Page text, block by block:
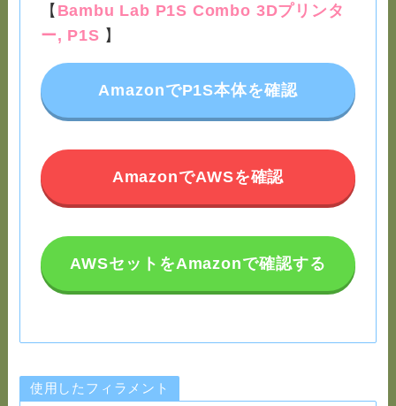
【 Bambu Lab P1S Combo 3Dプリンタ
ー, P1S 】
AmazonでP1S本体を確認
AmazonでAWSを確認
AWSセットをAmazonで確認する
使用したフィラメント